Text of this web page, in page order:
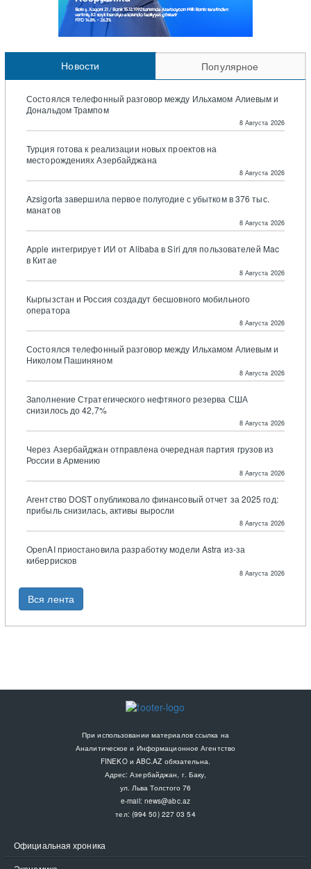
Новости Популярное
Состоялся телефонный разговор между Ильхамом Алиевым и
Дональдом Трампом
8 Августа 2026
Турция готова к реализации новых проектов на
месторождениях Азербайджана
8 Августа 2026
Azsigorta завершила первое полугодие с убытком в 376 тыс.
манатов
8 Августа 2026
Apple интегрирует ИИ от Alibaba в Siri для пользователей Mac
в Китае
8 Августа 2026
Кыргызстан и Россия создадут бесшовного мобильного
оператора
8 Августа 2026
Состоялся телефонный разговор между Ильхамом Алиевым и
Николом Пашиняном
8 Августа 2026
Заполнение Стратегического нефтяного резерва США
снизилось до 42,7%
8 Августа 2026
Через Азербайджан отправлена очередная партия грузов из
России в Армению
8 Августа 2026
Агентство DOST опубликовало финансовый отчет за 2025 год:
прибыль снизилась, активы выросли
8 Августа 2026
OpenAI приостановила разработку модели Astra из-за
киберрисков
8 Августа 2026
Вся лента
При использовании материалов ссылка на
Аналитическое и Информационное Агентство
FINEKO и ABC.AZ обязательна.
Адрес: Азербайджан, г. Баку,
ул. Льва Толстого 76
e-mail: news@abc.az
тел: (994 50) 227 03 54
Официальная хроника